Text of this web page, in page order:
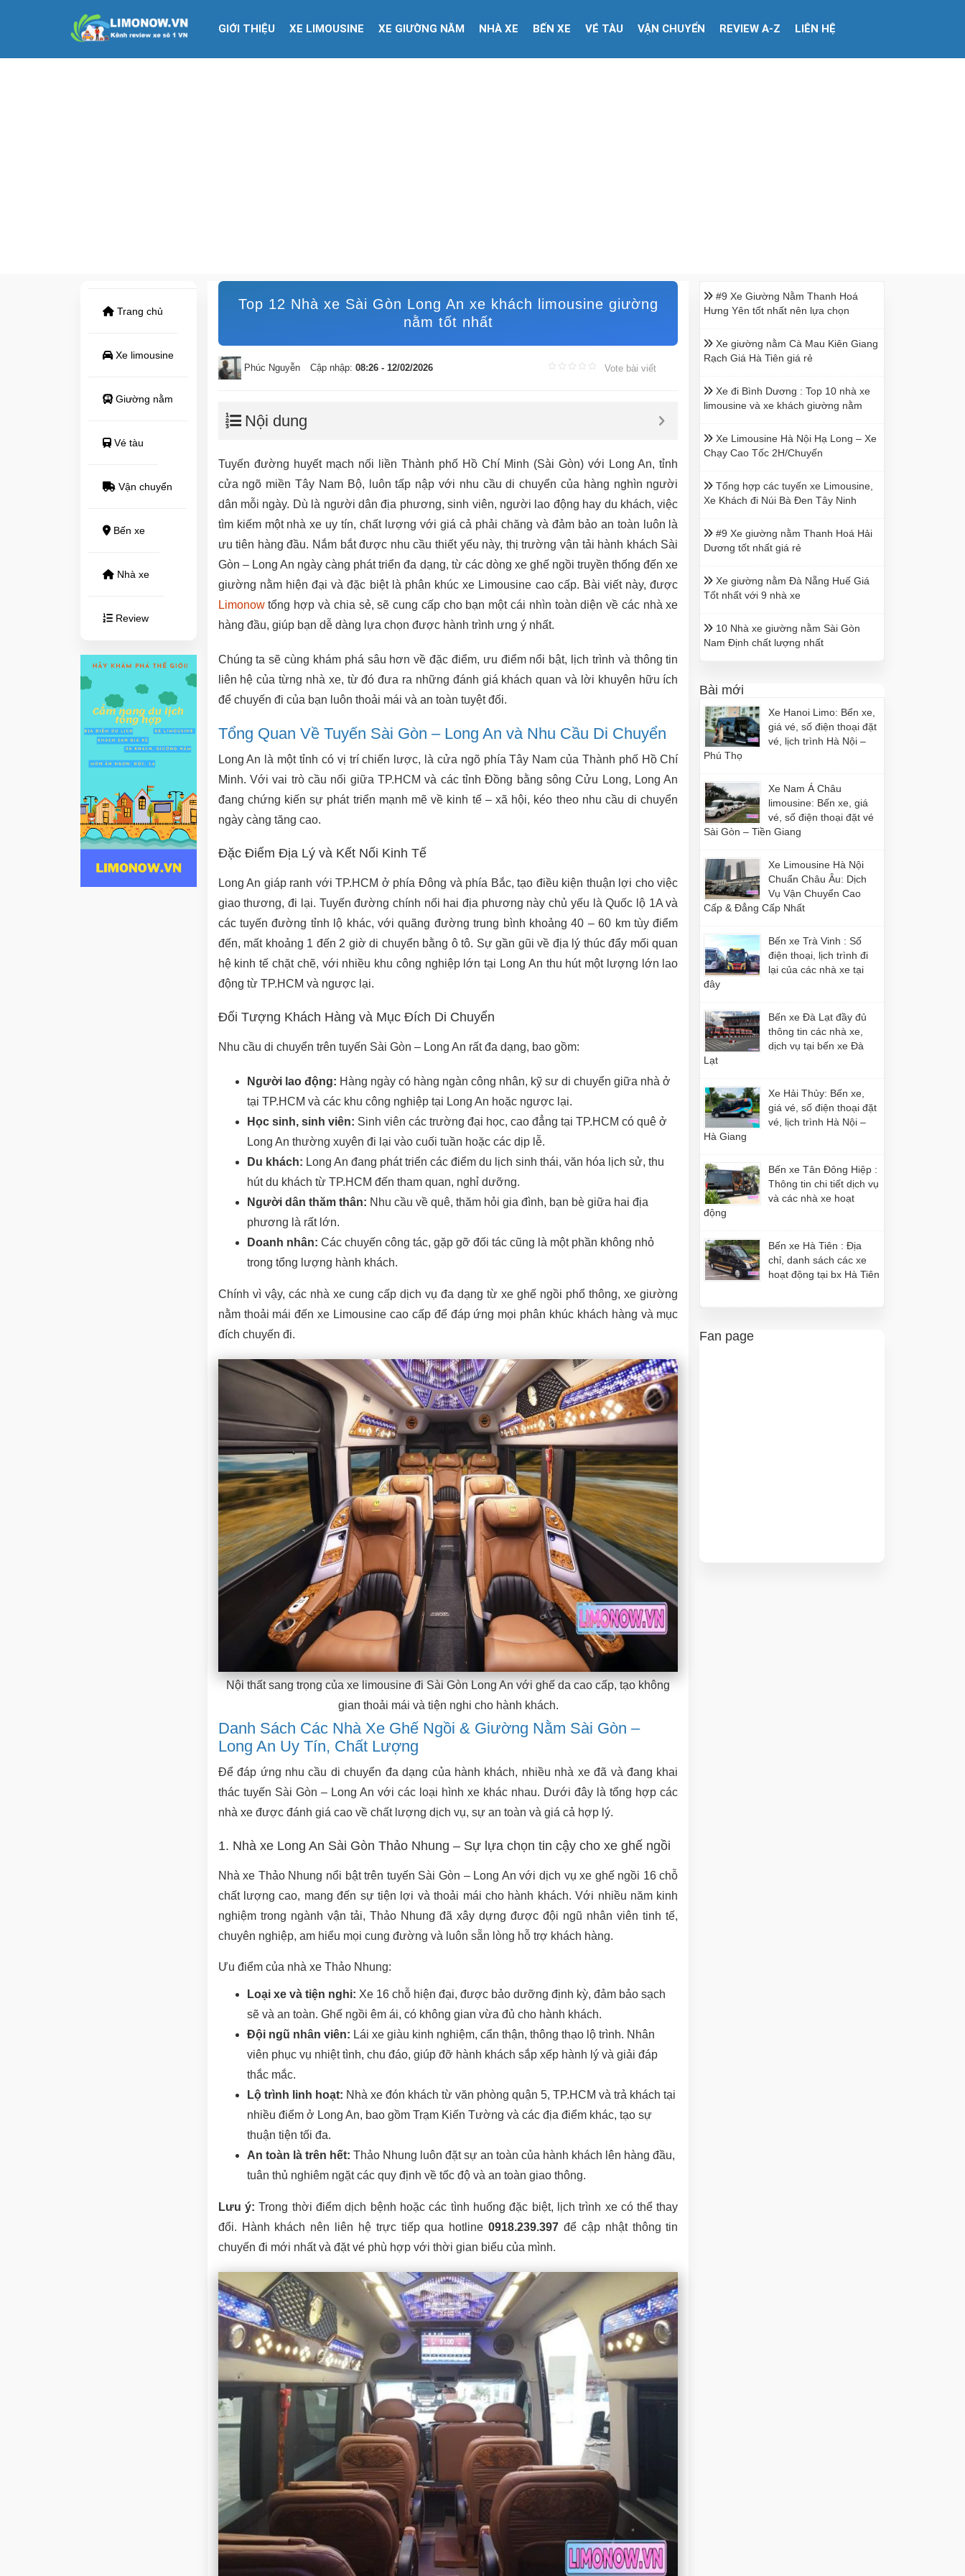
GIỚI THIỆU XE LIMOUSINE XE GIƯỜNG NẰM NHÀ XE BẾN XE VÉ TÀU VẬN CHUYỂN REVIEW A-Z LIÊN HỆ
Trang chủ
Xe limousine
Giường nằm
Vé tàu
Vận chuyển
Bến xe
Nhà xe
Review
Top 12 Nhà xe Sài Gòn Long An xe khách limousine giường
nằm tốt nhất
Phúc Nguyễn Cập nhập: 08:26 - 12/02/2026 Vote bài viết
Nội dung
Tuyến đường huyết mạch nối liền Thành phố Hồ Chí Minh (Sài Gòn) với Long An, tỉnh
cửa ngõ miền Tây Nam Bộ, luôn tấp nập với nhu cầu di chuyển của hàng nghìn người
dân mỗi ngày. Dù là người dân địa phương, sinh viên, người lao động hay du khách, việc
tìm kiếm một nhà xe uy tín, chất lượng với giá cả phải chăng và đảm bảo an toàn luôn là
ưu tiên hàng đầu. Nắm bắt được nhu cầu thiết yếu này, thị trường vận tải hành khách Sài
Gòn – Long An ngày càng phát triển đa dạng, từ các dòng xe ghế ngồi truyền thống đến xe
giường nằm hiện đại và đặc biệt là phân khúc xe Limousine cao cấp. Bài viết này, được
Limonowtổng hợp và chia sẻ, sẽ cung cấp cho bạn một cái nhìn toàn diện về các nhà xe
hàng đầu, giúp bạn dễ dàng lựa chọn được hành trình ưng ý nhất.
Chúng ta sẽ cùng khám phá sâu hơn về đặc điểm, ưu điểm nổi bật, lịch trình và thông tin
liên hệ của từng nhà xe, từ đó đưa ra những đánh giá khách quan và lời khuyên hữu ích
để chuyến đi của bạn luôn thoải mái và an toàn tuyệt đối.
Tổng Quan Về Tuyến Sài Gòn – Long An và Nhu Cầu Di Chuyển
Long An là một tỉnh có vị trí chiến lược, là cửa ngõ phía Tây Nam của Thành phố Hồ Chí
Minh. Với vai trò cầu nối giữa TP.HCM và các tỉnh Đồng bằng sông Cửu Long, Long An
đang chứng kiến sự phát triển mạnh mẽ về kinh tế – xã hội, kéo theo nhu cầu di chuyển
ngày càng tăng cao.
Đặc Điểm Địa Lý và Kết Nối Kinh Tế
Long An giáp ranh với TP.HCM ở phía Đông và phía Bắc, tạo điều kiện thuận lợi cho việc
giao thương, đi lại. Tuyến đường chính nối hai địa phương này chủ yếu là Quốc lộ 1A và
các tuyến đường tỉnh lộ khác, với quãng đường trung bình khoảng 40 – 60 km tùy điểm
đến, mất khoảng 1 đến 2 giờ di chuyển bằng ô tô. Sự gần gũi về địa lý thúc đẩy mối quan
hệ kinh tế chặt chẽ, với nhiều khu công nghiệp lớn tại Long An thu hút một lượng lớn lao
động từ TP.HCM và ngược lại.
Đối Tượng Khách Hàng và Mục Đích Di Chuyển
Nhu cầu di chuyển trên tuyến Sài Gòn – Long An rất đa dạng, bao gồm:
Người lao động: Hàng ngày có hàng ngàn công nhân, kỹ sư di chuyển giữa nhà ở
tại TP.HCM và các khu công nghiệp tại Long An hoặc ngược lại.
Học sinh, sinh viên: Sinh viên các trường đại học, cao đẳng tại TP.HCM có quê ở
Long An thường xuyên đi lại vào cuối tuần hoặc các dịp lễ.
Du khách: Long An đang phát triển các điểm du lịch sinh thái, văn hóa lịch sử, thu
hút du khách từ TP.HCM đến tham quan, nghỉ dưỡng.
Người dân thăm thân: Nhu cầu về quê, thăm hỏi gia đình, bạn bè giữa hai địa
phương là rất lớn.
Doanh nhân: Các chuyến công tác, gặp gỡ đối tác cũng là một phần không nhỏ
trong tổng lượng hành khách.
Chính vì vậy, các nhà xe cung cấp dịch vụ đa dạng từ xe ghế ngồi phổ thông, xe giường
nằm thoải mái đến xe Limousine cao cấp để đáp ứng mọi phân khúc khách hàng và mục
đích chuyến đi.
Nội thất sang trọng của xe limousine đi Sài Gòn Long An với ghế da cao cấp, tạo không
gian thoải mái và tiện nghi cho hành khách.
Danh Sách Các Nhà Xe Ghế Ngồi & Giường Nằm Sài Gòn –
Long An Uy Tín, Chất Lượng
Để đáp ứng nhu cầu di chuyển đa dạng của hành khách, nhiều nhà xe đã và đang khai
thác tuyến Sài Gòn – Long An với các loại hình xe khác nhau. Dưới đây là tổng hợp các
nhà xe được đánh giá cao về chất lượng dịch vụ, sự an toàn và giá cả hợp lý.
1. Nhà xe Long An Sài Gòn Thảo Nhung – Sự lựa chọn tin cậy cho xe ghế ngồi
Nhà xe Thảo Nhung nổi bật trên tuyến Sài Gòn – Long An với dịch vụ xe ghế ngồi 16 chỗ
chất lượng cao, mang đến sự tiện lợi và thoải mái cho hành khách. Với nhiều năm kinh
nghiệm trong ngành vận tải, Thảo Nhung đã xây dựng được đội ngũ nhân viên tinh tế,
chuyên nghiệp, am hiểu mọi cung đường và luôn sẵn lòng hỗ trợ khách hàng.
Ưu điểm của nhà xe Thảo Nhung:
Loại xe và tiện nghi: Xe 16 chỗ hiện đại, được bảo dưỡng định kỳ, đảm bảo sạch
sẽ và an toàn. Ghế ngồi êm ái, có không gian vừa đủ cho hành khách.
Đội ngũ nhân viên: Lái xe giàu kinh nghiệm, cẩn thận, thông thạo lộ trình. Nhân
viên phục vụ nhiệt tình, chu đáo, giúp đỡ hành khách sắp xếp hành lý và giải đáp
thắc mắc.
Lộ trình linh hoạt: Nhà xe đón khách từ văn phòng quận 5, TP.HCM và trả khách tại
nhiều điểm ở Long An, bao gồm Trạm Kiến Tường và các địa điểm khác, tạo sự
thuận tiện tối đa.
An toàn là trên hết: Thảo Nhung luôn đặt sự an toàn của hành khách lên hàng đầu,
tuân thủ nghiêm ngặt các quy định về tốc độ và an toàn giao thông.
Lưu ý: Trong thời điểm dịch bệnh hoặc các tình huống đặc biệt, lịch trình xe có thể thay
đổi. Hành khách nên liên hệ trực tiếp qua hotline0918.239.397 để cập nhật thông tin
chuyến đi mới nhất và đặt vé phù hợp với thời gian biểu của mình.
#9 Xe Giường Nằm Thanh Hoá
Hưng Yên tốt nhất nên lựa chọn
Xe giường nằm Cà Mau Kiên Giang
Rạch Giá Hà Tiên giá rẻ
Xe đi Bình Dương : Top 10 nhà xe
limousine và xe khách giường nằm
Xe Limousine Hà Nội Hạ Long – Xe
Chạy Cao Tốc 2H/Chuyến
Tổng hợp các tuyến xe Limousine,
Xe Khách đi Núi Bà Đen Tây Ninh
#9 Xe giường nằm Thanh Hoá Hải
Dương tốt nhất giá rẻ
Xe giường nằm Đà Nẵng Huế Giá
Tốt nhất với 9 nhà xe
10 Nhà xe giường nằm Sài Gòn
Nam Định chất lượng nhất
Bài mới
Xe Hanoi Limo: Bến xe,
giá vé, số điện thoại đặt
vé, lịch trình Hà Nội –
Phú Thọ
Xe Nam Á Châu
limousine: Bến xe, giá
vé, số điện thoại đặt vé
Sài Gòn – Tiền Giang
Xe Limousine Hà Nội
Chuẩn Châu Âu: Dịch
Vụ Vận Chuyển Cao
Cấp & Đẳng Cấp Nhất
Bến xe Trà Vinh : Số
điện thoại, lịch trình đi
lại của các nhà xe tại
đây
Bến xe Đà Lạt đầy đủ
thông tin các nhà xe,
dịch vụ tại bến xe Đà
Lạt
Xe Hải Thủy: Bến xe,
giá vé, số điện thoại đặt
vé, lịch trình Hà Nội –
Hà Giang
Bến xe Tân Đông Hiệp :
Thông tin chi tiết dịch vụ
và các nhà xe hoạt
động
Bến xe Hà Tiên : Địa
chỉ, danh sách các xe
hoạt động tại bx Hà Tiên
Fan page